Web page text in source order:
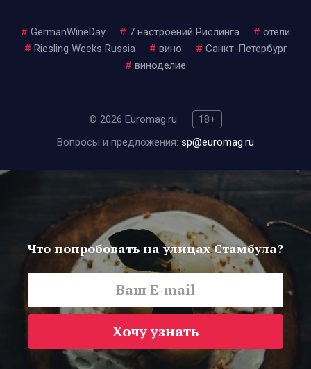
# GermanWineDay # 7 настроений Рислинга # отели
# Riesling Weeks Russia # вино # Санкт-Петербург
# виноделие
© 2026 Euromag.ru
18+
Вопросы и предложения: sp@euromag.ru
Что попробовать на улицах Стамбула?
Хочу узнать